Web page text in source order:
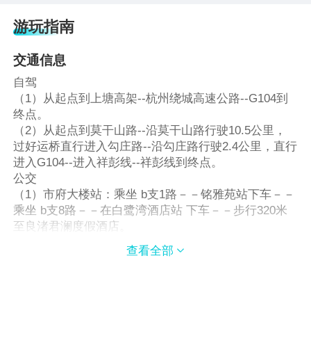
游玩指南
交通信息
自驾
（1）从起点到上塘高架--杭州绕城高速公路--G104到
终点。
（2）从起点到莫干山路--沿莫干山路行驶10.5公里，
过好运桥直行进入勾庄路--沿勾庄路行驶2.4公里，直行
进入G104--进入祥彭线--祥彭线到终点。
公交
（1）市府大楼站：乘坐 b支1路－－铭雅苑站下车－－
乘坐 b支8路－－在白鹭湾酒店站 下车－－步行320米
至良渚君澜度假酒店。
（2）武林门北－－乘坐 333路－－文星桥站下车－－
乘坐 b支8路－－白鹭湾酒店站－－步行320米至良渚君
查看全部 